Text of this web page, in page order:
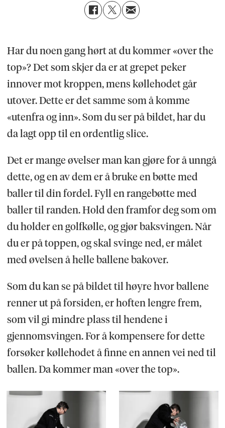
Har du noen gang hørt at du kommer «over the
top»? Det som skjer da er at grepet peker
innover mot kroppen, mens køllehodet går
utover. Dette er det samme som å komme
«utenfra og inn». Som du ser på bildet, har du
da lagt opp til en ordentlig slice.
Det er mange øvelser man kan gjøre for å unngå
dette, og en av dem er å bruke en bøtte med
baller til din fordel. Fyll en rangebøtte med
baller til randen. Hold den framfor deg som om
du holder en golfkølle, og gjør baksvingen. Når
du er på toppen, og skal svinge ned, er målet
med øvelsen å helle ballene bakover.
Som du kan se på bildet til høyre hvor ballene
renner ut på forsiden, er hoften lengre frem,
som vil gi mindre plass til hendene i
gjennomsvingen. For å kompensere for dette
forsøker køllehodet å finne en annen vei ned til
ballen. Da kommer man «over the top».